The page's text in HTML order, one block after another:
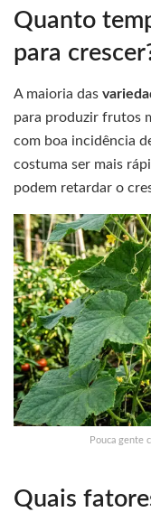
Quanto
para
A maioria das
para produzir frutos
com boa incidência
costuma ser mais
podem retardar o
Pouca gente
Quais